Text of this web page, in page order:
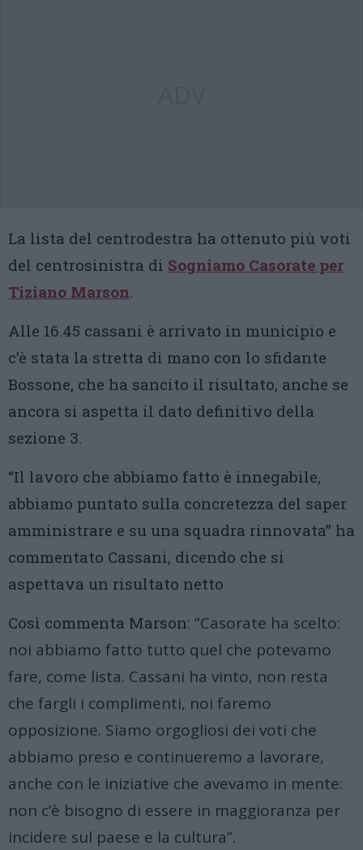
La lista del centrodestra ha ottenuto più voti
del centrosinistra di Sogniamo Casorate per
Tiziano Marson.
Alle 16.45 cassani è arrivato in municipio e
c’è stata la stretta di mano con lo sfidante
Bossone, che ha sancito il risultato, anche se
ancora si aspetta il dato definitivo della
sezione 3.
“Il lavoro che abbiamo fatto è innegabile,
abbiamo puntato sulla concretezza del saper
amministrare e su una squadra rinnovata” ha
commentato Cassani, dicendo che si
aspettava un risultato netto
Così commenta Marson: “Casorate ha scelto:
noi abbiamo fatto tutto quel che potevamo
fare, come lista. Cassani ha vinto, non resta
che fargli i complimenti, noi faremo
opposizione. Siamo orgogliosi dei voti che
abbiamo preso e continueremo a lavorare,
anche con le iniziative che avevamo in mente:
non c’è bisogno di essere in maggioranza per
incidere sul paese e la cultura”.